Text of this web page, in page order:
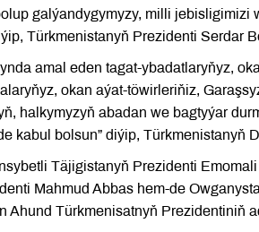
galýandygymyzy, milli
Türkmenistanyň Prezidenti Serdar
amal eden tagat-ybadatlaryňyz,
okan aýat-töwirleriňiz,
halkymyzyň abadan we bagtyýar
kabul bolsun” diýip, Türkmenistanyň
Täjigistanyň Prezidenti
Mahmud Abbas hem-de
Ahund Türkmenisatnyň Prezidentiniň